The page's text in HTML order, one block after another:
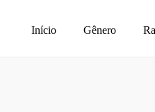
Início Gênero